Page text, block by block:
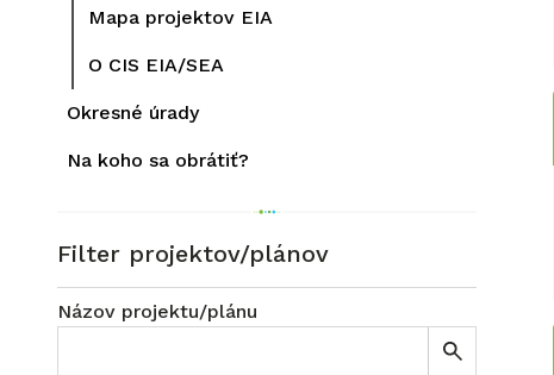
Mapa projektov EIA
O CIS EIA/SEA
Okresné úrady
Na koho sa obrátiť?
Filter projektov/plánov
Názov projektu/plánu